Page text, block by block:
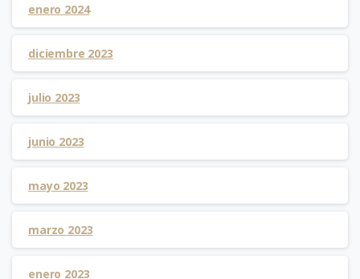
enero 2024
diciembre 2023
julio 2023
junio 2023
mayo 2023
marzo 2023
enero 2023